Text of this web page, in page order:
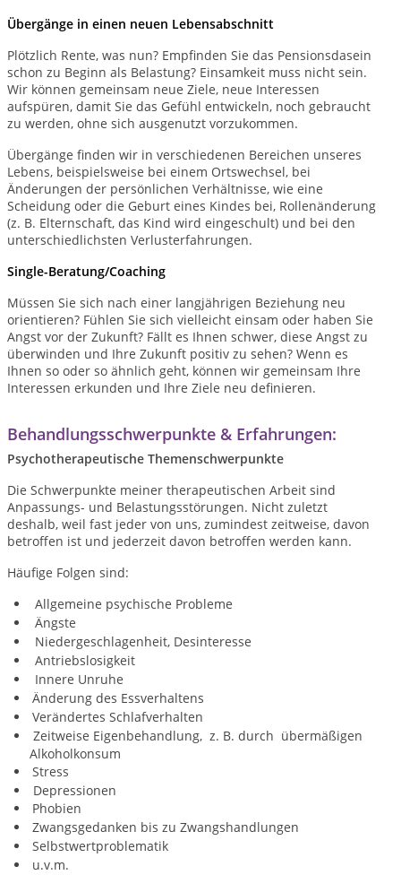
Übergänge in einen neuen Lebensabschnitt
Plötzlich Rente, was nun? Empfinden Sie das Pensionsdasein
schon zu Beginn als Belastung? Einsamkeit muss nicht sein.
Wir können gemeinsam neue Ziele, neue Interessen
aufspüren, damit Sie das Gefühl entwickeln, noch gebraucht
zu werden, ohne sich ausgenutzt vorzukommen.
Übergänge finden wir in verschiedenen Bereichen unseres
Lebens, beispielsweise bei einem Ortswechsel, bei
Änderungen der persönlichen Verhältnisse, wie eine
Scheidung oder die Geburt eines Kindes ‏bei, Rollenänderung
(z. B. Elternschaft, das Kind wird eingeschult)‏ und bei den
unterschiedlichsten Verlusterfahrungen.
Single-Beratung/Coaching
Müssen Sie sich nach einer langjährigen Beziehung neu
orientieren? Fühlen Sie sich vielleicht einsam oder haben Sie
Angst vor der Zukunft? Fällt es Ihnen schwer, diese Angst zu
überwinden und Ihre Zukunft positiv zu sehen? Wenn es
Ihnen so oder so ähnlich geht, können wir gemeinsam Ihre
Interessen erkunden und Ihre Ziele neu definieren.
Behandlungsschwerpunkte & Erfahrungen:
Psychotherapeutische Themenschwerpunkte
Die Schwerpunkte meiner therapeutischen Arbeit sind
Anpassungs- und Belastungsstörungen. Nicht zuletzt
deshalb, weil fast jeder von uns, zumindest zeitweise, davon
betroffen ist und jederzeit davon betroffen werden kann.
Häufige Folgen sind:
Allgemeine psychische Probleme
Ängste
Niedergeschlagenheit, Desinteresse
Antriebslosigkeit
Innere Unruhe
Änderung des Essverhaltens
Verändertes Schlafverhalten
Zeitweise Eigenbehandlung, z. B. durch übermäßigen
Alkoholkonsum
Stress
Depressionen
Phobien
Zwangsgedanken bis zu Zwangshandlungen
Selbstwertproblematik
u.v.m.